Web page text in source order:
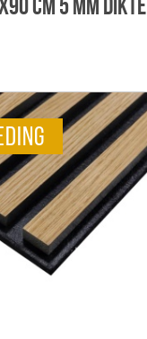
cm 5 mm dikte